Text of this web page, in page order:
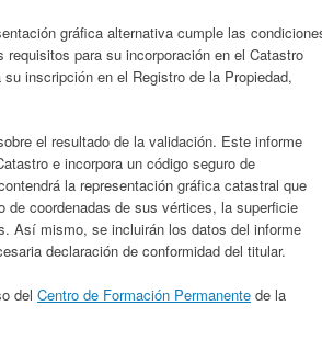
gráfica alternativa cumple las
para su incorporación en el Catastro
inscripción en el Registro de la Propiedad,
el resultado de la validación. Este informe
e incorpora un código seguro de
la representación gráfica catastral que
de coordenadas de sus vértices, la superficie
Así mismo, se incluirán los datos del informe
declaración de conformidad del titular.
del Centro de Formación Permanente de la